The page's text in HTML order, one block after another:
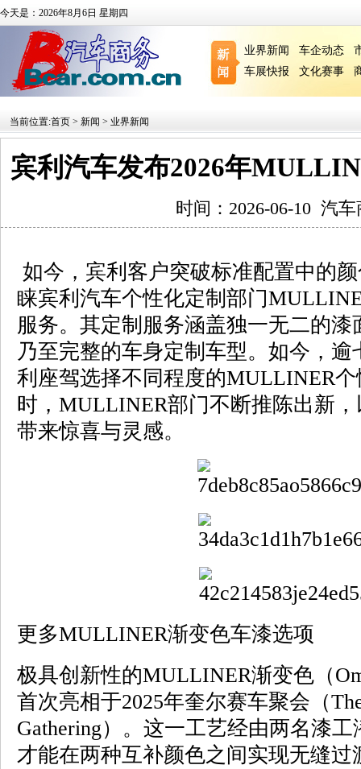
今天是：2026年8月6日 星期四
业界新闻 车企动态
车展快报
文化赛事
当前位置:首页 > 新闻 > 业界新闻
宾利汽车发布2026年
时间：2026-06-10 汽车
如今，宾利客户突破标准配置中的
睐宾利汽车个性化定制部门
服务。其定制服务涵盖独一无二的
乃至完整的车身定制车型。如今，
利座驾选择不同程度的MULLINER
时，MULLINER部门不断推陈出新
带来惊喜与灵感。
更多MULLINER渐变色车漆选项
极具创新性的MULLINER渐变色（
首次亮相于2025年奎尔赛车聚会（
Gathering）。这一工艺经由两名漆
才能在两种互补颜色之间实现无缝